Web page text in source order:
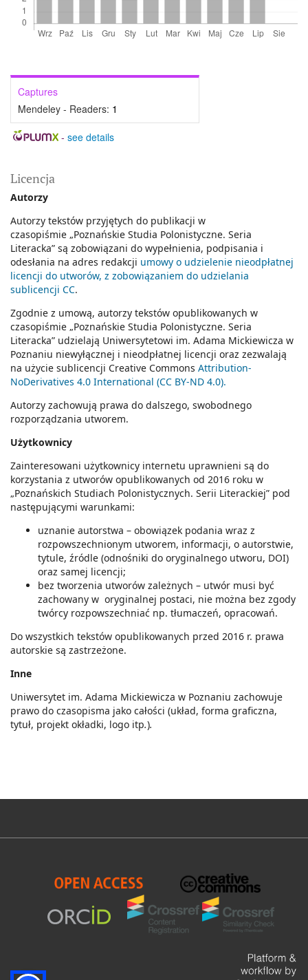
Captures
Mendeley - Readers: 1
- see details
Licencja
Autorzy
Autorzy tekstów przyjętych do publikacji w
czasopiśmie „Poznańskie Studia Polonistyczne. Seria
Literacka” są zobowiązani do wypełnienia, podpisania i
odesłania na adres redakcji umowy o udzielenie nieodpłatnej
licencji do utworów, z zobowiązaniem do udzielania
sublicencji CC.
Zgodnie z umową, autorzy tekstów opublikowanych w
czasopiśmie „Poznańskie Studia Polonistyczne. Seria
Literacka” udzielają Uniwersytetowi im. Adama Mickiewicza w
Poznaniu niewyłącznej i nieodpłatnej licencji oraz zezwalają
na użycie sublicencji Creative Commons Attribution-
NoDerivatives 4.0 International (CC BY-ND 4.0).
Autorzy zachowują prawa do dalszego, swobodnego
rozporządzania utworem.
Użytkownicy
Zainteresowani użytkownicy internetu uprawnieni są do
korzystania z utworów opublikowanych od 2016 roku w
„Poznańskich Studiach Polonistycznych. Serii Literackiej” pod
następującymi warunkami:
uznanie autorstwa – obowiązek podania wraz z
rozpowszechnionym utworem, informacji, o autorstwie,
tytule, źródle (odnośniki do oryginalnego utworu, DOI)
oraz samej licencji;
bez tworzenia utworów zależnych – utwór musi być
zachowany w oryginalnej postaci, nie można bez zgody
twórcy rozpowszechniać np. tłumaczeń, opracowań.
Do wszystkich tekstów opublikowanych przed 2016 r. prawa
autorskie są zastrzeżone.
Inne
Uniwersytet im. Adama Mickiewicza w Poznaniu zachowuje
prawo do czasopisma jako całości (układ, forma graficzna,
tytuł, projekt okładki, logo itp.).